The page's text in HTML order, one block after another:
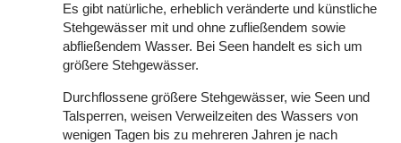
Es gibt natürliche, erheblich veränderte und künstliche
Stehgewässer mit und ohne zufließendem sowie
abfließendem Wasser. Bei Seen handelt es sich um
größere Stehgewässer.
Durchflossene größere Stehgewässer, wie Seen und
Talsperren, weisen Verweilzeiten des Wassers von
wenigen Tagen bis zu mehreren Jahren je nach